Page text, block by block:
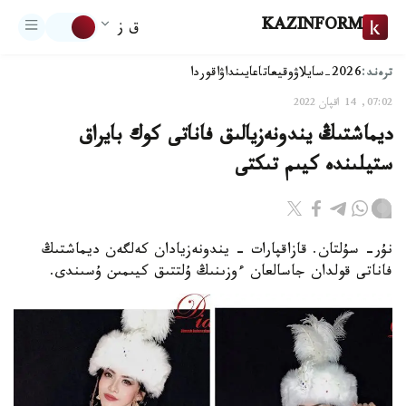
KAZINFORM ق ز
ترەند:2026-سايلاۋ وقيعاتاعايىنداۋاقوردا
07:02, 14 اقپان 2022
ديماشتىڭ يندونەزيالىق فاناتى كوك بايراق
ستيلىندە كيىم تىكتى
نۇر- سۇلتان. قازاقپارات - يندونەزيادان كەلگەن ديماشتىڭ
فاناتى قولدان جاسالعان ءوزىنىڭ ۇلتتىق كيىمىن ۇسىندى.